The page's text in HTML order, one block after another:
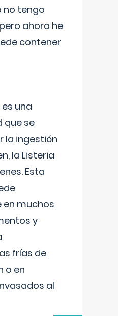
no tengo
ahora he
contener
una
que se
la ingestión
la Listeria
Esta
muchos
y
frías de
o en
al